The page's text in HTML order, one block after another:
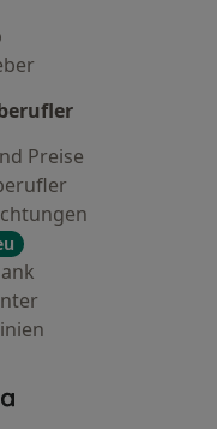
Preise
Startseite